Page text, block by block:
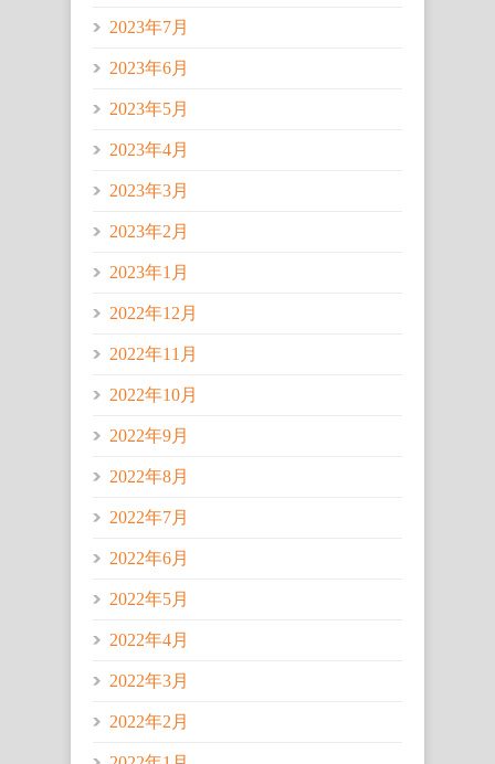
2023年7月
2023年6月
2023年5月
2023年4月
2023年3月
2023年2月
2023年1月
2022年12月
2022年11月
2022年10月
2022年9月
2022年8月
2022年7月
2022年6月
2022年5月
2022年4月
2022年3月
2022年2月